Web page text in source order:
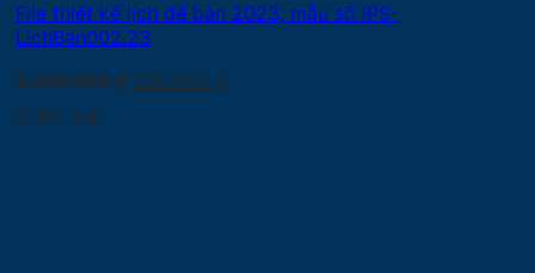
File thiết kế lịch để bàn 2023, mẫu số IPS-
LichBan002.23
2.500.000₫ Giá
300.000 ₫
Giảm giá!